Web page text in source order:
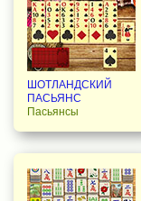
ШОТЛАНДСКИЙ
ПАСЬЯНС
Пасьянсы